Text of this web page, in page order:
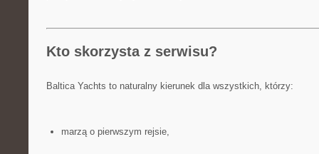
Kto skorzysta z serwisu?
Baltica Yachts to naturalny kierunek dla wszystkich, którzy:
marzą o pierwszym rejsie,